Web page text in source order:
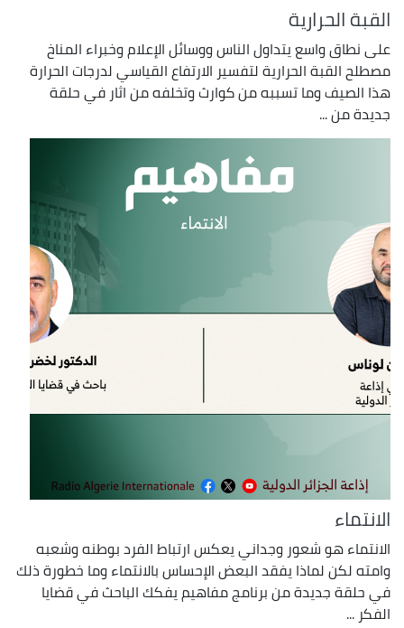
القبة الحرارية
على نطاق واسع يتداول الناس ووسائل الإعلام وخبراء المناخ
مصطلح القبة الحرارية لتفسير الارتفاع القياسي لدرجات الحرارة
هذا الصيف وما تسببه من كوارث وتخلفه من اثار في حلقة
جديدة من ...
الانتماء
الانتماء هو شعور وجداني يعكس ارتباط الفرد بوطنه وشعبه
وامته لكن لماذا يفقد البعض الإحساس بالانتماء وما خطورة ذلك
في حلقة جديدة من برنامج مفاهيم يفكك الباحث في قضايا
الفكر ...